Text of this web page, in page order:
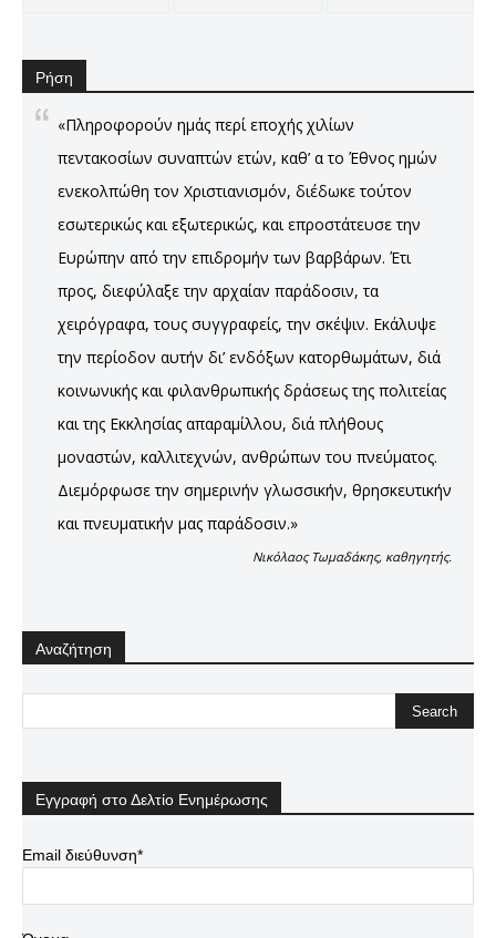
Ρήση
«Πληροφορούν ημάς περί εποχής χιλίων
πεντακοσίων συναπτών ετών, καθ’ α το Έθνος ημών
ενεκολπώθη τον Χριστιανισμόν, διέδωκε τούτον
εσωτερικώς και εξωτερικώς, και επροστάτευσε την
Ευρώπην από την επιδρομήν των βαρβάρων. Έτι
προς, διεφύλαξε την αρχαίαν παράδοσιν, τα
χειρόγραφα, τους συγγραφείς, την σκέψιν. Εκάλυψε
την περίοδον αυτήν δι’ ενδόξων κατορθωμάτων, διά
κοινωνικής και φιλανθρωπικής δράσεως της πολιτείας
και της Εκκλησίας απαραμίλλου, διά πλήθους
μοναστών, καλλιτεχνών, ανθρώπων του πνεύματος.
Διεμόρφωσε την σημερινήν γλωσσικήν, θρησκευτικήν
και πνευματικήν μας παράδοσιν.»
Νικόλαος Τωμαδάκης, καθηγητής.
Αναζήτηση
Εγγραφή στο Δελτίο Ενημέρωσης
Email διεύθυνση*